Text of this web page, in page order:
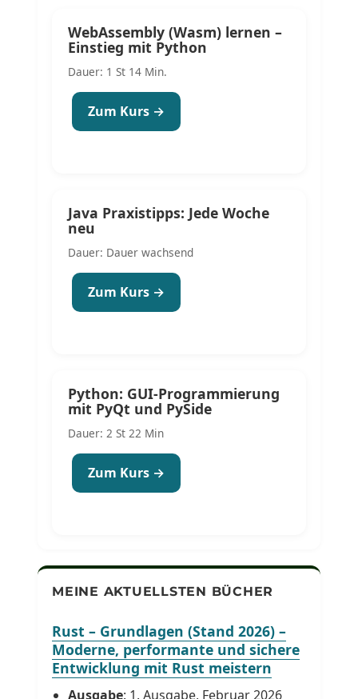
WebAssembly (Wasm) lernen –
Einstieg mit Python
Dauer: 1 St 14 Min.
Zum Kurs →
Java Praxistipps: Jede Woche
neu
Dauer: Dauer wachsend
Zum Kurs →
Python: GUI-Programmierung
mit PyQt und PySide
Dauer: 2 St 22 Min
Zum Kurs →
MEINE AKTUELLSTEN BÜCHER
Rust – Grundlagen (Stand 2026) –
Moderne, performante und sichere
Entwicklung mit Rust meistern
Ausgabe: 1. Ausgabe, Februar 2026